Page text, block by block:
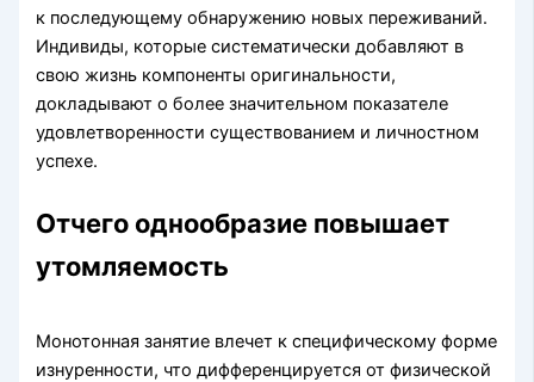
к последующему обнаружению новых переживаний.
Индивиды, которые систематически добавляют в
свою жизнь компоненты оригинальности,
докладывают о более значительном показателе
удовлетворенности существованием и личностном
успехе.
Отчего однообразие повышает
утомляемость
Монотонная занятие влечет к специфическому форме
изнуренности, что дифференцируется от физической